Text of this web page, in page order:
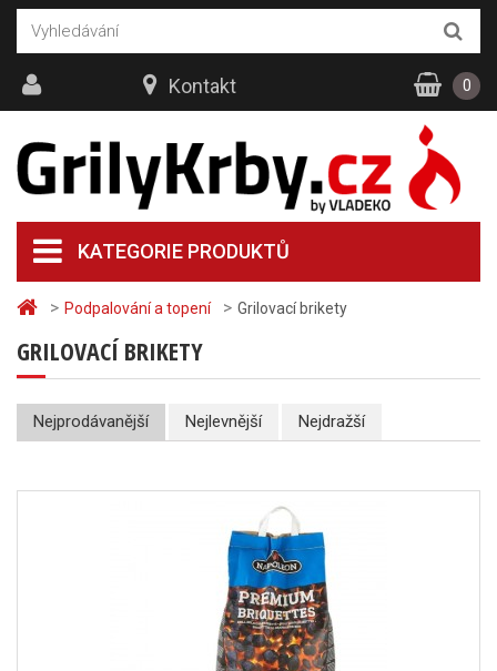
> Podpalování a topení > Grilovací brikety
GRILOVACÍ BRIKETY
Nejprodávanější Nejlevnější Nejdražší
KATEGORIE PRODUKTŮ
Kontakt 0